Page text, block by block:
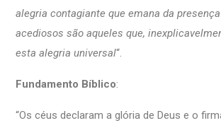
alegria contagiante que emana da
acediosos são aqueles que,
esta alegria universal“.
Fundamento Bíblico:
“Os céus declaram a glória de Deus e o